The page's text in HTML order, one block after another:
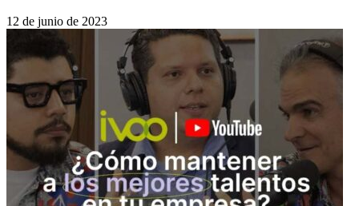
12 de junio de 2023